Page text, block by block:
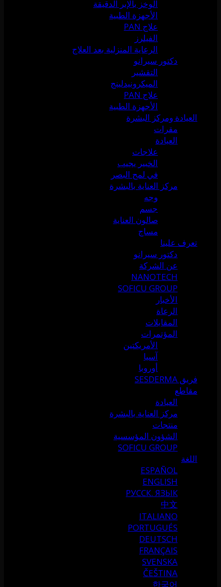
الوخز بالإبر الدقيقة
الأجهزة الطبية
علاج PAN
الفيلرز
الرعاية المنزلية بعد العلاج
دكتور سيرانو
التقشير
الميكرونيدلينج
علاج PAN
الأجهزة الطبية
العيادة ومركز البشرة
مقرات
العيادة
علاجات
الخبير يجيب
في لمح البصر
مركز العناية بالبشرة
وجه
جسم
صالون العناية
مساج
تعرف علينا
دكتور سيرانو
عن الشركة
NANOTECH
SOFICU GROUP
الأخبار
الرعاة
المقابلات
المؤتمرات
الأمريكتين
آسيا
أوروبا
فريق SESDERMA
مقاطع
العيادة
مركز العناية بالبشرة
منتجات
الشؤون المؤسسية
SOFICU GROUP
اللغة
ESPAÑOL
ENGLISH
РУССК. ЯЗЫК
中文
ITALIANO
PORTUGUÉS
DEUTSCH
FRANÇAIS
SVENSKA
ČEŠTINA
한국어